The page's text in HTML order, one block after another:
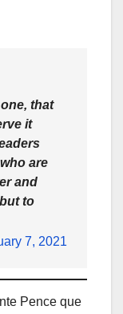
that
it
are
and
to
7, 2021
Pence que